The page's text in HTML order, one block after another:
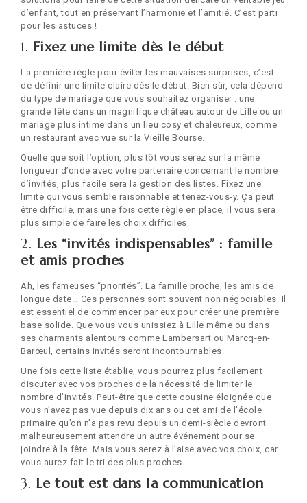
d’enfant, tout en préservant l’harmonie et l’amitié. C’est parti
pour les astuces !
1. Fixez une limite dès le début
La première règle pour éviter les mauvaises surprises, c’est
de définir une limite claire dès le début. Bien sûr, cela dépend
du type de mariage que vous souhaitez organiser : une
grande fête dans un magnifique château autour de Lille ou un
mariage plus intime dans un lieu cosy et chaleureux, comme
un restaurant avec vue sur la Vieille Bourse.
Quelle que soit l’option, plus tôt vous serez sur la même
longueur d’onde avec votre partenaire concernant le nombre
d’invités, plus facile sera la gestion des listes. Fixez une
limite qui vous semble raisonnable et tenez-vous-y. Ça peut
être difficile, mais une fois cette règle en place, il vous sera
plus simple de faire les choix difficiles.
2. Les “invités indispensables” : famille
et amis proches
Ah, les fameuses “priorités”. La famille proche, les amis de
longue date… Ces personnes sont souvent non négociables. Il
est essentiel de commencer par eux pour créer une première
base solide. Que vous vous unissiez à Lille même ou dans
ses charmants alentours comme Lambersart ou Marcq-en-
Barœul, certains invités seront incontournables.
Une fois cette liste établie, vous pourrez plus facilement
discuter avec vos proches de la nécessité de limiter le
nombre d’invités. Peut-être que cette cousine éloignée que
vous n’avez pas vue depuis dix ans ou cet ami de l’école
primaire qu’on n’a pas revu depuis un demi-siècle devront
malheureusement attendre un autre événement pour se
joindre à la fête. Mais vous serez à l’aise avec vos choix, car
vous aurez fait le tri des plus proches.
3. Le tout est dans la communication